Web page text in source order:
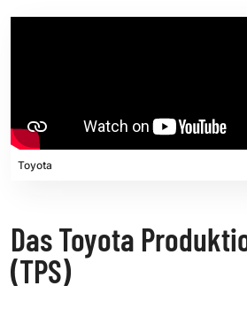
Toyota
Das Toyota
(TPS)